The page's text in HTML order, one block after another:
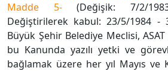
Madde 5-(Değişik: 7/2/
Değiştirilerek kabul: 23/5/1984 -
Büyük Şehir Belediye Meclisi,
bu Kanunda yazılı yetki ve
bağlamak üzere her yıl Mayıs ve